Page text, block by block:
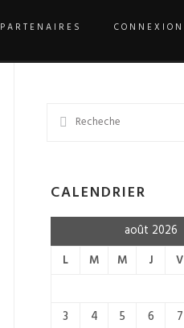
PARTENAIRES CONNEXION
CALENDRIER
août 2026
L
M M J V
3
4 5 6 7